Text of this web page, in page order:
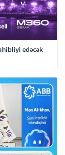
edəcək